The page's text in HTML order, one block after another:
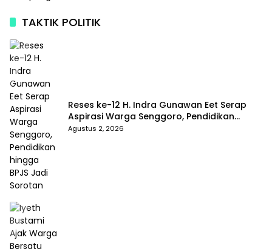
TAKTIK POLITIK
Reses ke-12 H. Indra Gunawan Eet Serap
Aspirasi Warga Senggoro, Pendidikan
hingga BPJS Jadi Sorotan
Agustus 2, 2026